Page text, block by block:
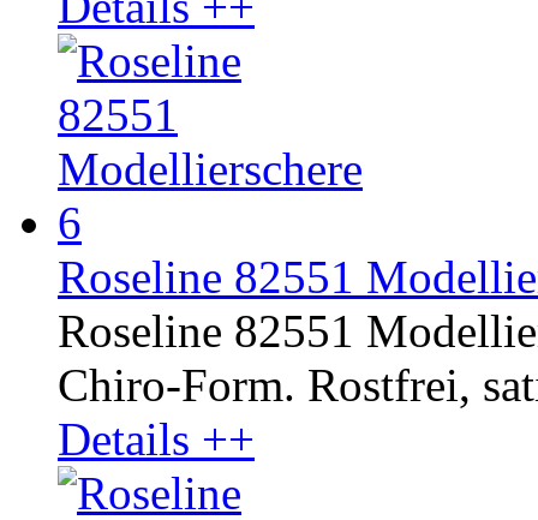
Roseline 82551
Roseline 82551
Chiro-Form. Rostfrei,
Details ++